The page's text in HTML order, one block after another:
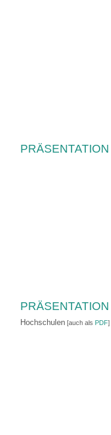
PRÄSENTATION
PRÄSENTATION
Hochschulen [auch als PDF]